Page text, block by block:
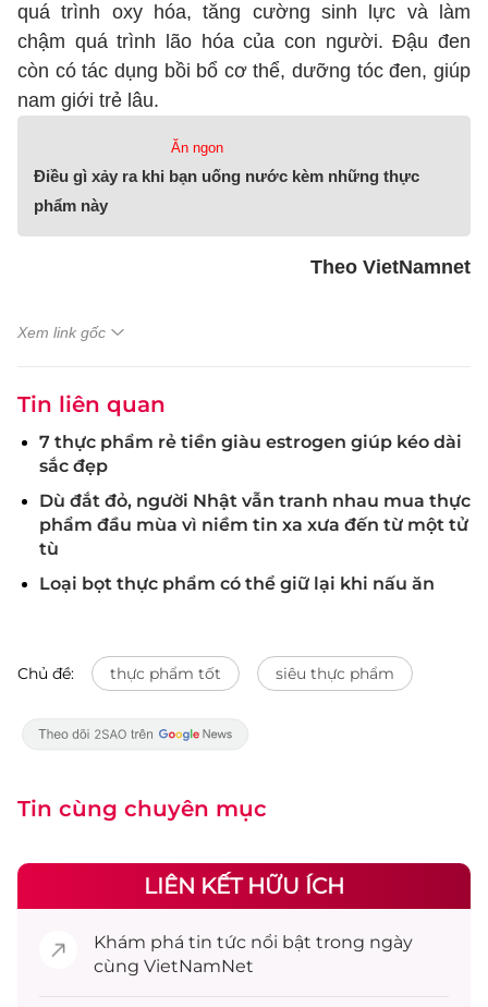
quá trình oxy hóa, tăng cường sinh lực và làm
chậm quá trình lão hóa của con người. Đậu đen
còn có tác dụng bồi bổ cơ thể, dưỡng tóc đen, giúp
nam giới trẻ lâu.
Ăn ngon
Điều gì xảy ra khi bạn uống nước kèm những thực
phẩm này
Theo VietNamnet
Xem link gốc
Tin liên quan
7 thực phẩm rẻ tiền giàu estrogen giúp kéo dài
sắc đẹp
Dù đắt đỏ, người Nhật vẫn tranh nhau mua thực
phẩm đầu mùa vì niềm tin xa xưa đến từ một tử
tù
Loại bọt thực phẩm có thể giữ lại khi nấu ăn
Chủ đề: thực phẩm tốt siêu thực phẩm
Tin cùng chuyên mục
LIÊN KẾT HỮU ÍCH
Khám phá tin tức nổi bật trong ngày
cùng VietNamNet